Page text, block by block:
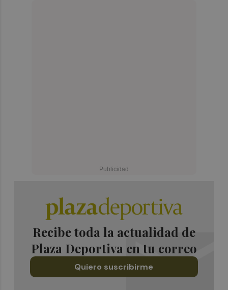
Recibe toda la actualidad de
Plaza Deportiva en tu correo
Quiero suscribirme